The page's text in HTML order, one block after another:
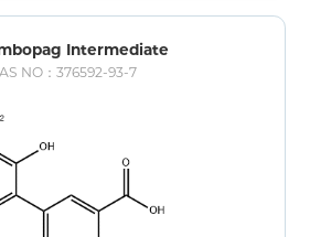
Intermediate
NO：376592-93-7